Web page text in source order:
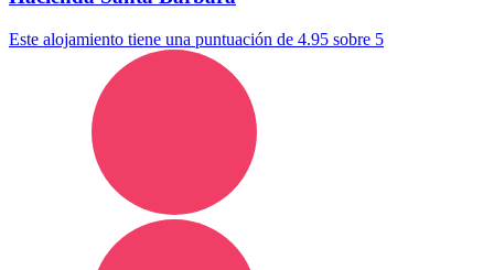
Este alojamiento tiene una puntuación de 4.95 sobre 5